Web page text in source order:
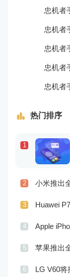
忠机者
热门排序
1
2 小米推出
3
4
5 苹果推出
6